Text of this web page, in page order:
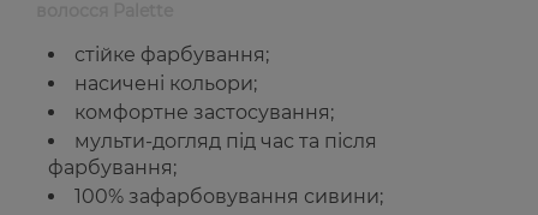
стійке фарбування;
насичені кольори;
комфортне застосування;
мульти-догляд під час та після
фарбування;
100% зафарбовування сивини;